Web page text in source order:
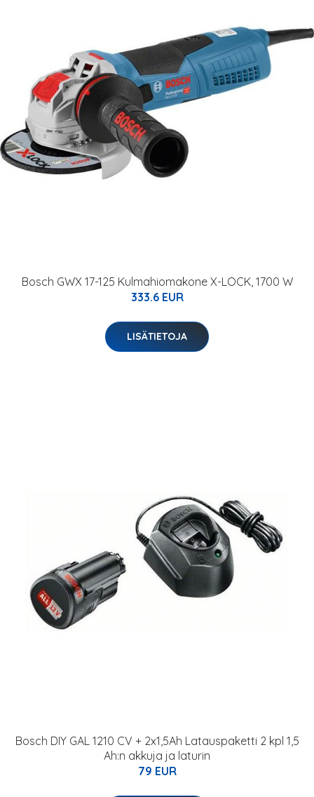
Bosch GWX 17-125 Kulmahiomakone X-LOCK, 1700 W
333.6 EUR
LISÄTIETOJA
Bosch DIY GAL 1210 CV + 2x1,5Ah Latauspaketti 2 kpl 1,5
Ah:n akkuja ja laturin
79 EUR